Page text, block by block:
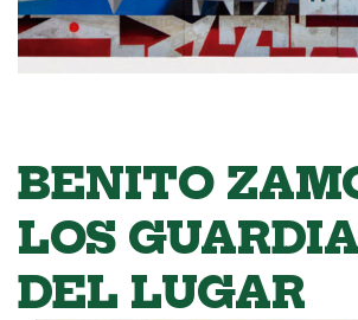
BENITO
LOS
DEL LUGAR